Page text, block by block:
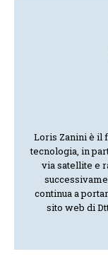
Loris Zanini è il
tecnologia, in
via satellite e
continua a
sito web di